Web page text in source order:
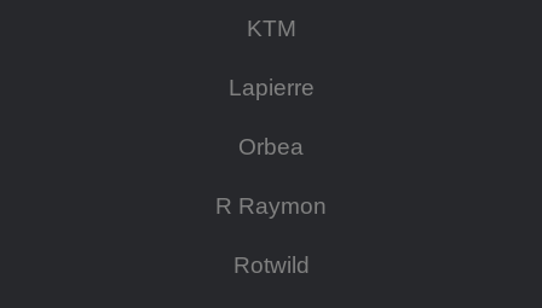
KTM
Lapierre
Orbea
R Raymon
Rotwild